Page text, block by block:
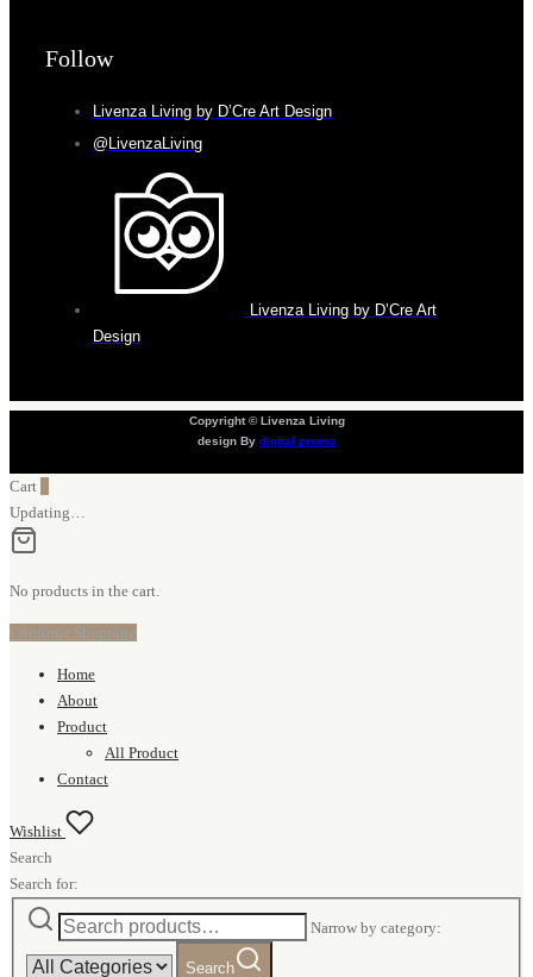
Follow
Livenza Living by D’Cre Art Design
@LivenzaLiving
Livenza Living by D’Cre Art
Design
Copyright © Livenza Living
design By digital promo
Cart
Updating…
No products in the cart.
Continue Shopping
Home
About
Product
All Product
Contact
Wishlist
Search
Search for:
Narrow by category:
Search